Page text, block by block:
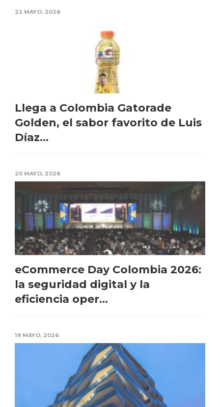
22 MAYO, 2026
Llega a Colombia Gatorade
Golden, el sabor favorito de Luis
Díaz...
20 MAYO, 2026
eCommerce Day Colombia 2026:
la seguridad digital y la
eficiencia oper...
19 MAYO, 2026